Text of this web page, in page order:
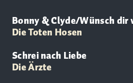
Bonny & Clyde/Wünsch dir
Die Toten Hosen
Schrei nach Liebe
DieÄrzte